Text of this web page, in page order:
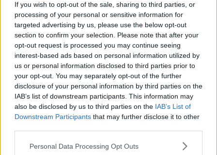
If you wish to opt-out of the sale, sharing to third parties, or
processing of your personal or sensitive information for
targeted advertising by us, please use the below opt-out
section to confirm your selection. Please note that after your
opt-out request is processed you may continue seeing
interest-based ads based on personal information utilized by
us or personal information disclosed to third parties prior to
your opt-out. You may separately opt-out of the further
disclosure of your personal information by third parties on the
IAB’s list of downstream participants. This information may
also be disclosed by us to third parties on the IAB’s List of
Downstream Participants that may further disclose it to other
Personal Data Processing Opt Outs
e trovare una comunicazione non scontata, capace di interrogarsi
sulle ragioni del dolore, la solitudine e l’isolamento dell’uomo di
oggi, di dare un significato alla vita, alle utopie, ai sogni che si
infrangono tra le onde del mare e si riflettono nel cielo.
Riccardo Ferrucci
Se vuoi leggere le notizie principali della Toscana iscriviti alla
Newsletter QUInews - ToscanaMedia.
alle 20:00 direttamente nella tua casella di posta.
Basta cliccareQUI